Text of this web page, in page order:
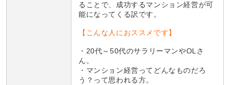
ることで、成功するマンション経営が可
能になってくる訳です。
【こんな人におススメです】
・20代～50代のサラリーマンやOLさ
ん。
・マンション経営ってどんなものだろ
う？って思われる方。